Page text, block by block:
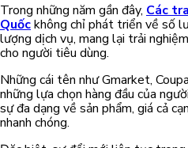
Trong những năm gần đây, Các
Quốckhông chỉ phát triển về số
lượng dịch vụ, mang lại trải
cho người tiêu dùng.
Những cái tên như Gmarket,
những lựa chọn hàng đầu của
sự đa dạng về sản phẩm, giá cả
nhanh chóng.